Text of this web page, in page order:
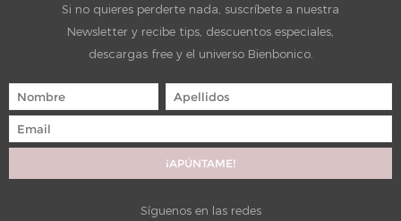
Si no quieres perderte nada, suscríbete a nuestra
Newsletter y recibe tips, descuentos especiales,
descargas free y el universo Bienbonico.
Síguenos en las redes